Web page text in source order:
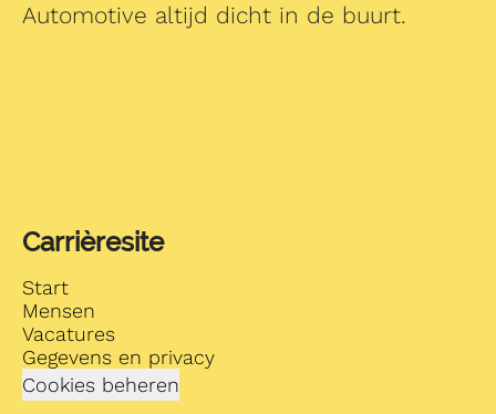
Automotive altijd dicht in de buurt.
Carrièresite
Start
Mensen
Vacatures
Gegevens en privacy
Cookies beheren